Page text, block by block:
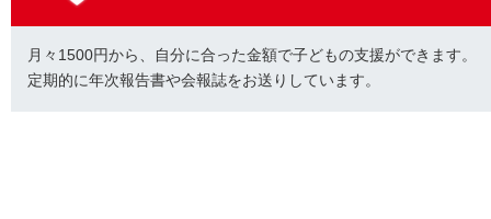
月々1500円から、自分に合った金額で子どもの支援ができます。
定期的に年次報告書や会報誌をお送りしています。